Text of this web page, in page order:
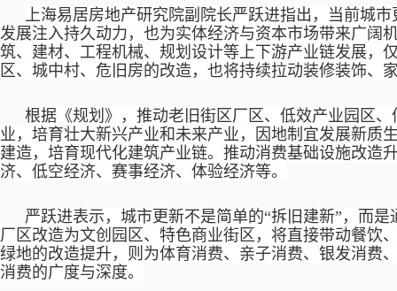
上海易居房地产研究院副院长严跃进指出，当前城
发展注入持久动力，也为实体经济与资本市场带来广阔
筑、建材、工程机械、规划设计等上下游产业链发展，
区、城中村、危旧房的改造，也将持续拉动装修装饰、
根据《规划》，推动老旧街区厂区、低效产业园区
业，培育壮大新兴产业和未来产业，因地制宜发展新质
建造，培育现代化建筑产业链。推动消费基础设施改造
济、低空经济、赛事经济、体验经济等。
严跃进表示，城市更新不是简单的“拆旧建新”，而
厂区改造为文创园区、特色商业街区，将直接带动餐饮
绿地的改造提升，则为体育消费、亲子消费、银发消费
消费的广度与深度。